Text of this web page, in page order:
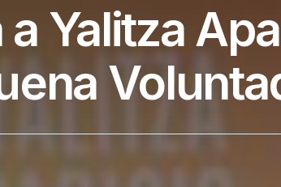
Yalitza